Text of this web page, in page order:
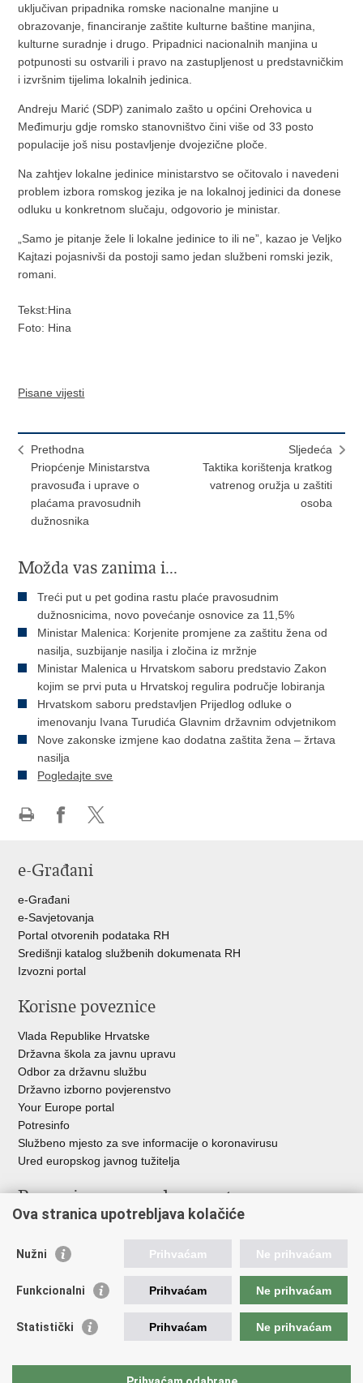
uključivan pripadnika romske nacionalne manjine u
obrazovanje, financiranje zaštite kulturne baštine manjina,
kulturne suradnje i drugo. Pripadnici nacionalnih manjina u
potpunosti su ostvarili i pravo na zastupljenost u predstavničkim
i izvršnim tijelima lokalnih jedinica.
Andreju Marić (SDP) zanimalo zašto u općini Orehovica u
Međimurju gdje romsko stanovništvo čini više od 33 posto
populacije još nisu postavljenje dvojezične ploče.
Na zahtjev lokalne jedinice ministarstvo se očitovalo i navedeni
problem izbora romskog jezika je na lokalnoj jedinici da donese
odluku u konkretnom slučaju, odgovorio je ministar.
„Samo je pitanje žele li lokalne jedinice to ili ne”, kazao je Veljko
Kajtazi pojasnivši da postoji samo jedan službeni romski jezik,
romani.
Tekst:Hina
Foto: Hina
Pisane vijesti
Prethodna
Priopćenje Ministarstva
pravosuđa i uprave o
plaćama pravosudnih
dužnosnika
Sljedeća
Taktika korištenja kratkog
vatrenog oružja u zaštiti
osoba
Možda vas zanima i...
Treći put u pet godina rastu plaće pravosudnim
dužnosnicima, novo povećanje osnovice za 11,5%
Ministar Malenica: Korjenite promjene za zaštitu žena od
nasilja, suzbijanje nasilja i zločina iz mržnje
Ministar Malenica u Hrvatskom saboru predstavio Zakon
kojim se prvi puta u Hrvatskoj regulira područje lobiranja
Hrvatskom saboru predstavljen Prijedlog odluke o
imenovanju Ivana Turudića Glavnim državnim odvjetnikom
Nove zakonske izmjene kao dodatna zaštita žena – žrtava
nasilja
Pogledajte sve
FacebookuTwitteru
e-Građani
e-Građani
e-Savjetovanja
Portal otvorenih podataka RH
Središnji katalog službenih dokumenata RH
Izvozni portal
Korisne poveznice
Vlada Republike Hrvatske
Državna škola za javnu upravu
Odbor za državnu službu
Državno izborno povjerenstvo
Your Europe portal
Potresinfo
Službeno mjesto za sve informacije o koronavirusu
Ured europskog javnog tužitelja
Poveznice pravosudnog sustava
Državno odvjetništvo
Ured za suzbijanje korupcije i organiziranog kriminaliteta
Državnoodvjetničko vijeće
Hrvatska odvjetnička komora
Europski pravosudni portal
Ova stranica upotrebljava kolačiće
Nužni Prihvaćam Ne prihvaćam
Funkcionalni Prihvaćam Ne prihvaćam
Statistički Prihvaćam Ne prihvaćam